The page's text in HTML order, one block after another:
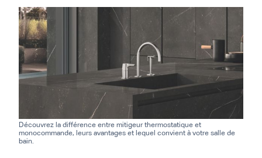
Découvrez la différence entre mitigeur thermostatique et
monocommande, leurs avantages et lequel convient à votre salle de
bain.